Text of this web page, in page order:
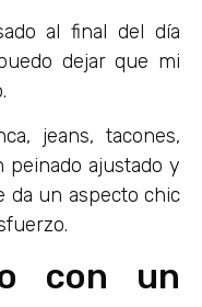
al final del día
dejar que mi
jeans, tacones,
peinado ajustado y
da un aspecto chic
con un